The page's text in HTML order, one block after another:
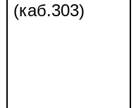
(каб.303)